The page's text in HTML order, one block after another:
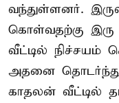
வந்துள்ளனர்.
கொள்வதற்கு
வீட்டில் நிச்சயம்
அதனை
காதலன் வீட்டில்